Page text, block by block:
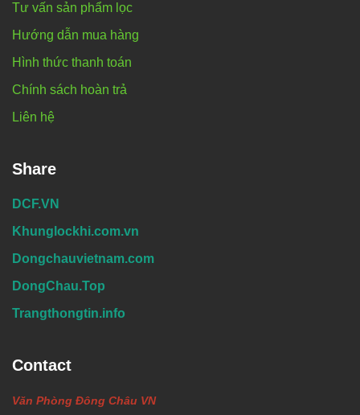
Tư vấn sản phẩm lọc
Hướng dẫn mua hàng
Hình thức thanh toán
Chính sách hoàn trả
Liên hệ
Share
DCF.VN
Khunglockhi.com.vn
Dongchauvietnam.com
DongChau.Top
Trangthongtin.info
Contact
Văn Phòng Đông Châu VN